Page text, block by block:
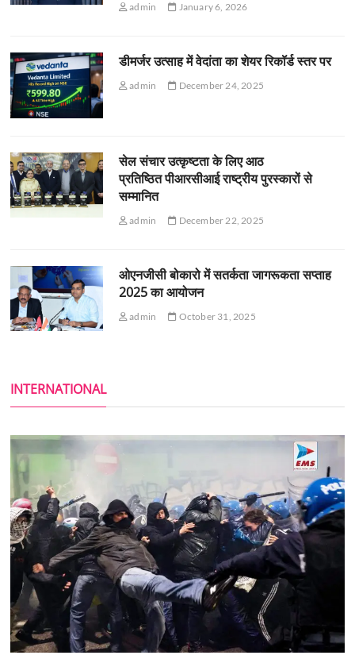
admin January 6, 2026
डीमर्जर उत्साह में वेदांता का शेयर रिकॉर्ड स्तर पर
admin December 24, 2025
सेल संचार उत्कृष्टता के लिए आठ
प्रतिष्ठित पीआरसीआई राष्ट्रीय पुरस्कारों से
सम्मानित
admin December 22, 2025
ओएनजीसी बोकारो में सतर्कता जागरूकता सप्ताह
2025 का आयोजन
admin October 31, 2025
INTERNATIONAL